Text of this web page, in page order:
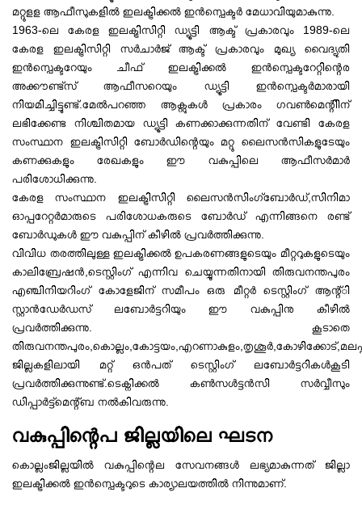
മറ്റുളള ആഫീസുകളിൽ ഇലക്ട്രിക്കൽ ഇൻസ്പെക്ടർ മേധാവിയുമാകുന്നു.
1963-ലെ കേരള ഇലക്ട്രിസിറ്റി ഡ്യൂട്ടി ആക്ട് പ്രകാരവും 1989-ലെ
കേരള ഇലക്ട്രിസിറ്റി സർചാർജ് ആക്ട് പ്രകാരവും മുഖ്യ വൈദ്യുതി
ഇൻസ്പെക്ടറേയും ചീഫ് ഇലക്ട്രിക്കൽ ഇൻസ്പെക്ടറേറ്റിന്റെര
അക്കൗണ്ട്‌സ് ആഫീസറെയും ഡ്യൂട്ടി ഇൻസ്പെക്ടർമാരായി
നിയമിച്ചിട്ടുണ്ട്.മേൽപറഞ്ഞ ആക്റ്റുകൾ പ്രകാരം ഗവൺമെന്റിിന്
ലഭിക്കേണ്ട നിശ്ചിതമായ ഡ്യൂട്ടി കണക്കാക്കുന്നതിന് വേണ്ടി കേരള
സംസ്ഥാന ഇലക്ട്രിസിറ്റി ബോർഡിന്റെ‍യും മറ്റു ലൈസൻസികളുടേയും
കണക്കുകളും രേഖകളും ഈ വകുപ്പിലെ ആഫീസർമാർ
പരിശോധിക്കുന്നു.
കേരള സംസ്ഥാന ഇലക്ട്രിസിറ്റി ലൈസൻസിംഗ്ബോർഡ്,സിനിമാ
ഓപ്പറേറ്റർമാരുടെ പരിശോധകരുടെ ബോർഡ് എന്നിങ്ങനെ രണ്ട്
ബോർഡുകൾ ഈ വകുപ്പിന് കീഴിൽ പ്രവർത്തിക്കുന്നു.
വിവിധ തരത്തിലുള്ള ഇലക്ട്രിക്കൽ ഉപകരണങ്ങളുടെയും മീറ്ററുകളുടെയും
കാലിബ്രേഷൻ,ടെസ്റ്റിംഗ് എന്നിവ ചെയ്യുന്നതിനായി തിരുവനന്തപുരം
എഞ്ചിനിയറിംഗ് കോളേജിന് സമീപം ഒരു മീറ്റർ ടെസ്റ്റിംഗ് ആന്റ്ി
സ്റ്റാൻഡേർഡസ് ലബോർട്ടറിയും ഈ വകുപ്പിനു കീഴിൽ
പ്രവർത്തിക്കുന്നു. കൂടാതെ
ജില്ലകളിലായി മറ്റ് ഒൻപത് ടെസ്റ്റിംഗ് ലബോർട്ടറികൾകൂടി
പ്രവർത്തിക്കുന്നുണ്ട്.ടെക്നിക്കൽ കൺസൾട്ടൻസി സർവ്വീസും
ഡിപ്പാർട്ട്മെന്റ്ബ നൽകിവരുന്നു.
വകുപ്പിന്റെപ ജില്ലയിലെ ഘടന
കൊല്ലംജില്ലയിൽ വകുപ്പിന്റെല സേവനങ്ങൾ ലഭ്യമാകുന്നത് ജില്ലാ
ഇലക്ട്രിക്കൽ ഇൻസ്പെക്ടറുടെ കാര്യാലയത്തിൽ നിന്നുമാണ്.